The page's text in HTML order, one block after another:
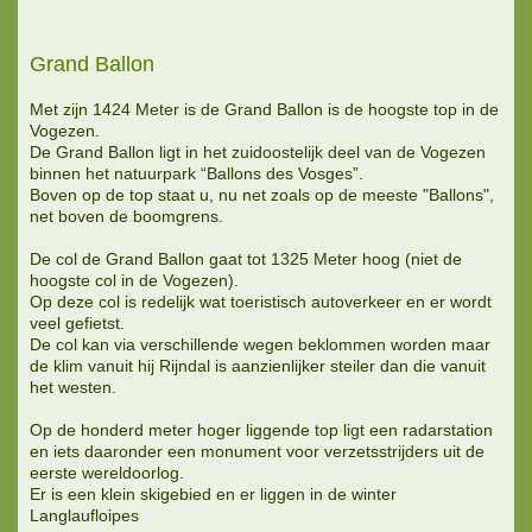
Grand Ballon
Met zijn 1424 Meter is de Grand Ballon is de hoogste top in de
Vogezen.
De Grand Ballon ligt in het zuidoostelijk deel van de Vogezen
binnen het natuurpark “Ballons des Vosges”.
Boven op de top staat u, nu net zoals op de meeste "Ballons",
net boven de boomgrens.
De col de Grand Ballon gaat tot 1325 Meter hoog (niet de
hoogste col in de Vogezen).
Op deze col is redelijk wat toeristisch autoverkeer en er wordt
veel gefietst.
De col kan via verschillende wegen beklommen worden maar
de klim vanuit hij Rijndal is aanzienlijker steiler dan die vanuit
het westen.
Op de honderd meter hoger liggende top ligt een radarstation
en iets daaronder een monument voor verzetsstrijders uit de
eerste wereldoorlog.
Er is een klein skigebied en er liggen in de winter
Langlaufloipes